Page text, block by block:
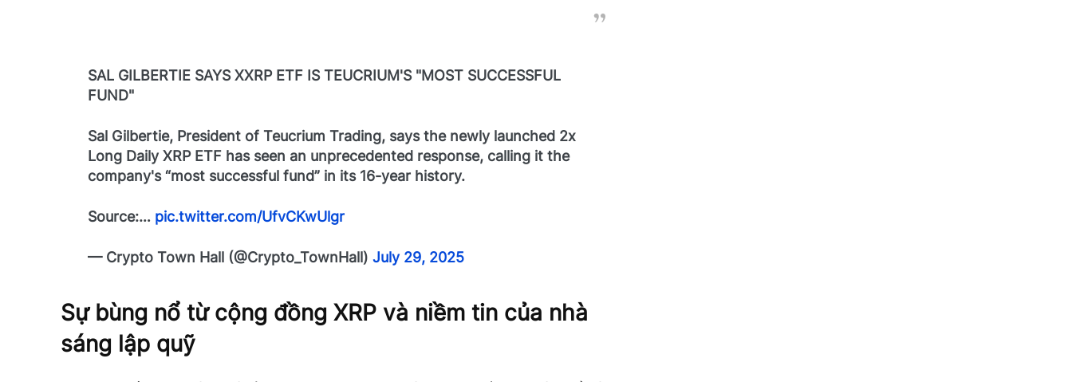
SAL GILBERTIE SAYS XXRP ETF IS TEUCRIUM'S "MOST SUCCESSFUL
FUND"
Sal Gilbertie, President of Teucrium Trading, says the newly launched 2x
Long Daily XRP ETF has seen an unprecedented response, calling it the
company's “most successful fund” in its 16-year history.
Source:… pic.twitter.com/UfvCKwUlgr
— Crypto Town Hall (@Crypto_TownHall)July 29, 2025
Sự bùng nổ từ cộng đồng XRP và niềm tin của nhà
sáng lập quỹ